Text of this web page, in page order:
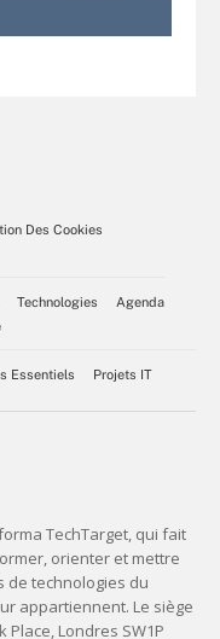
Des Cookies
Technologies
Agenda
Essentiels Projets IT